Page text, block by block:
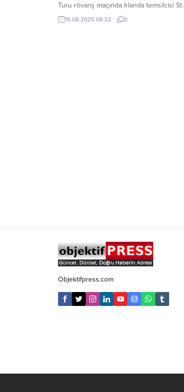
Turu rövanş maçında İrlanda temsilcisi St.
Patrick’s Athletic’i Tüpraş Stadyumu’nda
ağırladı. İlk maçı deplasmanda 4-1
15.08.2025 08:32 0
Objektifpress.com